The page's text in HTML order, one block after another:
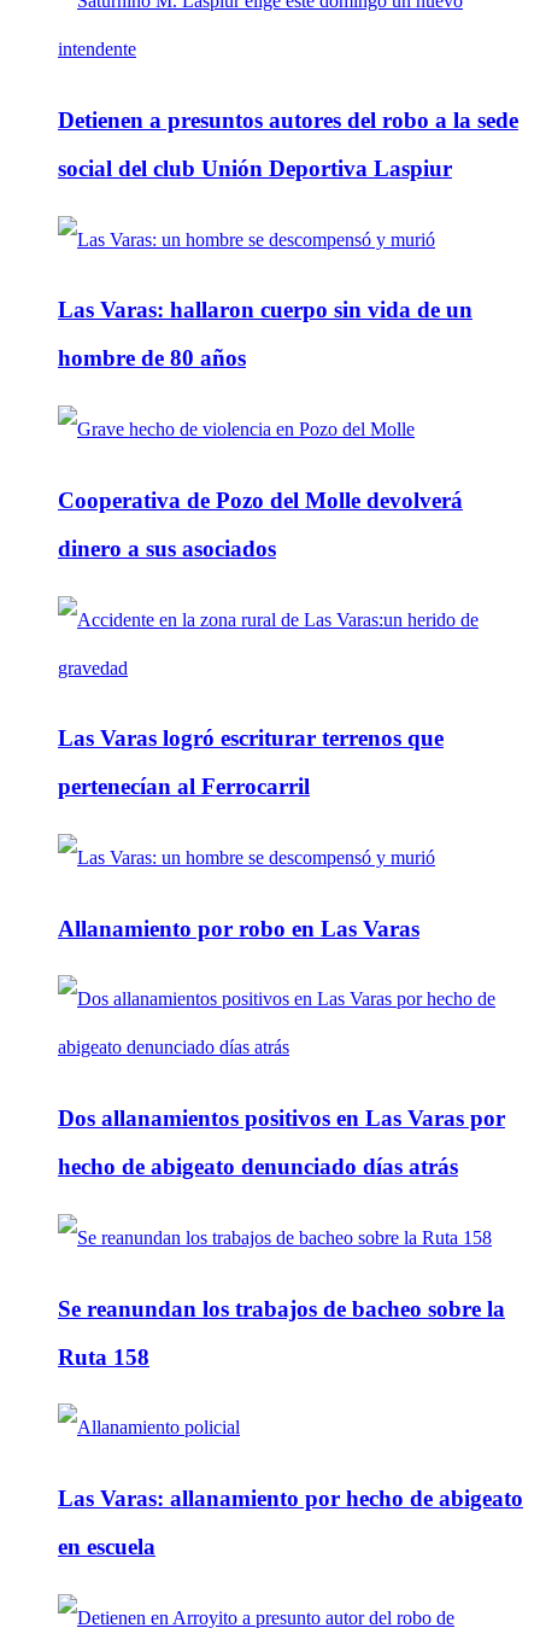
Detienen a presuntos autores del robo a la sede
social del club Unión Deportiva Laspiur
Las Varas: hallaron cuerpo sin vida de un
hombre de 80 años
Cooperativa de Pozo del Molle devolverá
dinero a sus asociados
Las Varas logró escriturar terrenos que
pertenecían al Ferrocarril
Allanamiento por robo en Las Varas
Dos allanamientos positivos en Las Varas por
hecho de abigeato denunciado días atrás
Se reanundan los trabajos de bacheo sobre la
Ruta 158
Las Varas: allanamiento por hecho de abigeato
en escuela